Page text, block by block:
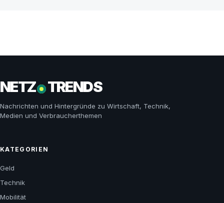
NETZ TRENDS
Nachrichten und Hintergründe zu Wirtschaft, Technik,
Medien und Verbraucherthemen
KATEGORIEN
Geld
Technik
Mobilität